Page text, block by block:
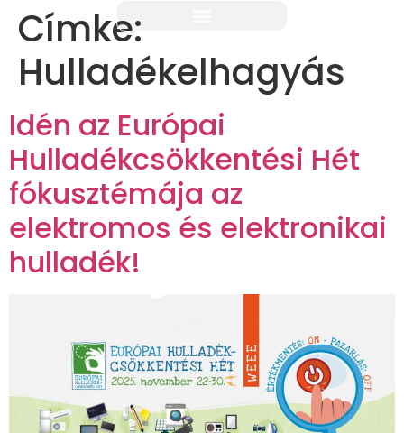
Címke:
Hulladékelhagyás
Idén az Európai
Hulladékcsökkentési Hét
fókusztémája az
elektromos és elektronikai
hulladék!